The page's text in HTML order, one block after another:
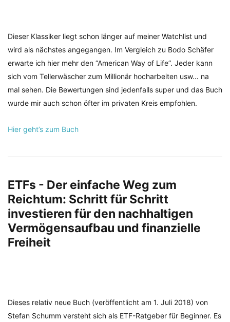
Dieser Klassiker liegt schon länger auf meiner Watchlist und
wird als nächstes angegangen. Im Vergleich zu Bodo Schäfer
erwarte ich hier mehr den “American Way of Life”. Jeder kann
sich vom Tellerwäscher zum Millionär hocharbeiten usw… na
mal sehen. Die Bewertungen sind jedenfalls super und das Buch
wurde mir auch schon öfter im privaten Kreis empfohlen.
Hier geht’s zum Buch
ETFs - Der einfache Weg zum
Reichtum: Schritt für Schritt
investieren für den nachhaltigen
Vermögensaufbau und finanzielle
Freiheit
Dieses relativ neue Buch (veröffentlicht am 1. Juli 2018) von
Stefan Schumm versteht sich als ETF-Ratgeber für Beginner. Es